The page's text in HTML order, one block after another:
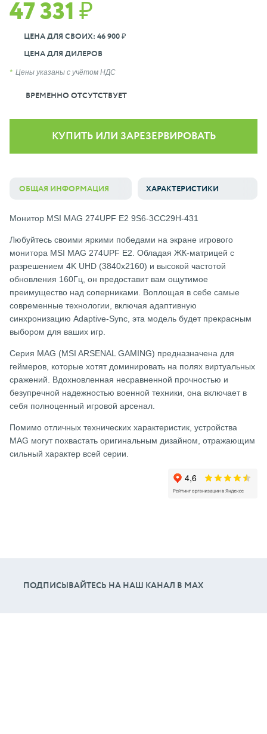
47 331 ₽
ЦЕНА ДЛЯ СВОИХ: 46 900 ₽
ЦЕНА ДЛЯ ДИЛЕРОВ
Цены указаны с учётом НДС
ВРЕМЕННО ОТСУТСТВУЕТ
КУПИТЬ ИЛИ ЗАРЕЗЕРВИРОВАТЬ
ОБЩАЯ ИНФОРМАЦИЯ ХАРАКТЕРИСТИКИ
Монитор MSI MAG 274UPF E2 9S6-3CC29H-431
Любуйтесь своими яркими победами на экране игрового
монитора MSI MAG 274UPF E2. Обладая ЖК-матрицей с
разрешением 4K UHD (3840x2160) и высокой частотой
обновления 160Гц, он предоставит вам ощутимое
преимущество над соперниками. Воплощая в себе самые
современные технологии, включая адаптивную
синхронизацию Adaptive-Sync, эта модель будет прекрасным
выбором для ваших игр.
Серия MAG (MSI ARSENAL GAMING) предназначена для
геймеров, которые хотят доминировать на полях виртуальных
сражений. Вдохновленная несравненной прочностью и
безупречной надежностью военной техники, она включает в
себя полноценный игровой арсенал.
Помимо отличных технических характеристик, устройства
MAG могут похвастать оригинальным дизайном, отражающим
сильный характер всей серии.
ПОДПИСЫВАЙТЕСЬ НА НАШ КАНАЛ В МАХ